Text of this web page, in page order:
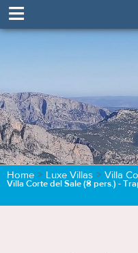
≡
Villa Corte del Sale (8 pers.) -
Home > Luxe Villas > Villa